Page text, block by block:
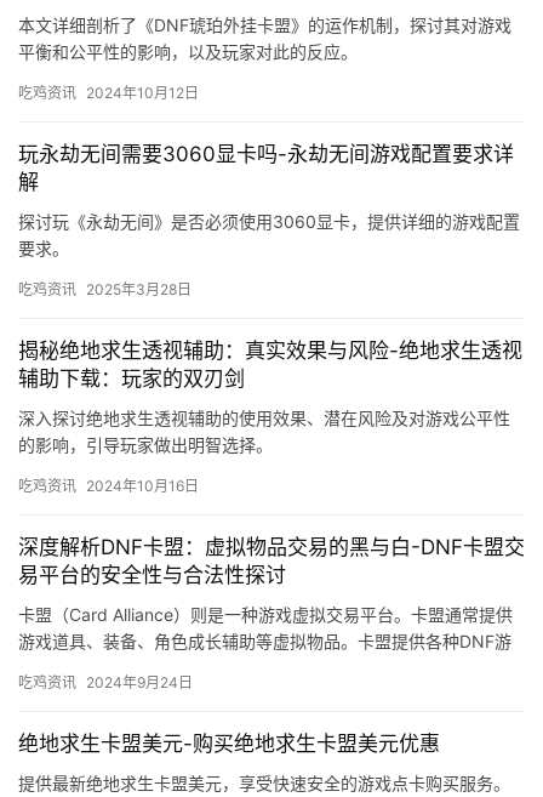
本文详细剖析了《DNF琥珀外挂卡盟》的运作机制，探讨其对游戏
平衡和公平性的影响，以及玩家对此的反应。
吃鸡资讯 2024年10月12日
玩永劫无间需要3060显卡吗-永劫无间游戏配置要求详
解
探讨玩《永劫无间》是否必须使用3060显卡，提供详细的游戏配置
要求。
吃鸡资讯 2025年3月28日
揭秘绝地求生透视辅助：真实效果与风险-绝地求生透视
辅助下载：玩家的双刃剑
深入探讨绝地求生透视辅助的使用效果、潜在风险及对游戏公平性
的影响，引导玩家做出明智选择。
吃鸡资讯 2024年10月16日
深度解析DNF卡盟：虚拟物品交易的黑与白-DNF卡盟交
易平台的安全性与合法性探讨
卡盟（Card Alliance）则是一种游戏虚拟交易平台。卡盟通常提供
游戏道具、装备、角色成长辅助等虚拟物品。卡盟提供各种DNF游
吃鸡资讯 2024年9月24日
绝地求生卡盟美元-购买绝地求生卡盟美元优惠
提供最新绝地求生卡盟美元，享受快速安全的游戏点卡购买服务。